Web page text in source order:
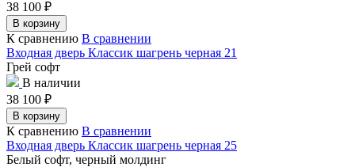
38 100 ₽
В корзину
К сравнению В сравнении
Входная дверь Классик шагрень черная 21
Грей софт
В наличии
38 100 ₽
В корзину
К сравнению В сравнении
Входная дверь Классик шагрень черная 25
Белый софт, черный молдинг